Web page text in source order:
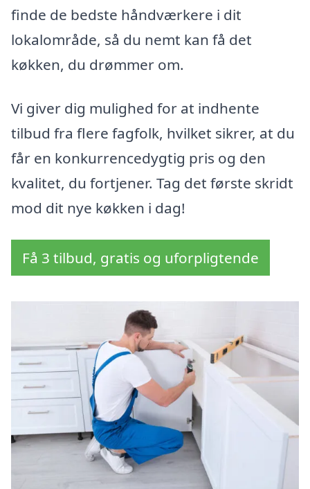
finde de bedste håndværkere i dit
lokalområde, så du nemt kan få det
køkken, du drømmer om.
Vi giver dig mulighed for at indhente
tilbud fra flere fagfolk, hvilket sikrer, at du
får en konkurrencedygtig pris og den
kvalitet, du fortjener. Tag det første skridt
mod dit nye køkken i dag!
Få 3 tilbud, gratis og uforpligtende